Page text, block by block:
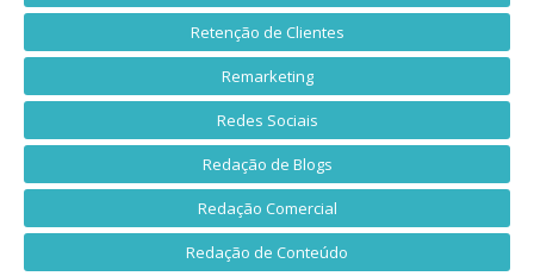
Retenção de Clientes
Remarketing
Redes Sociais
Redação de Blogs
Redação Comercial
Redação de Conteúdo